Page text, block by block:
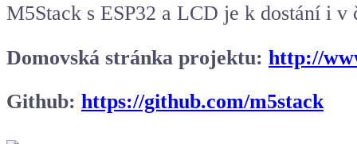
M5Stack s ESP32 a LCD je k dostání i v
Domovská stránka projektu: http://
Github: https://github.com/m5stack